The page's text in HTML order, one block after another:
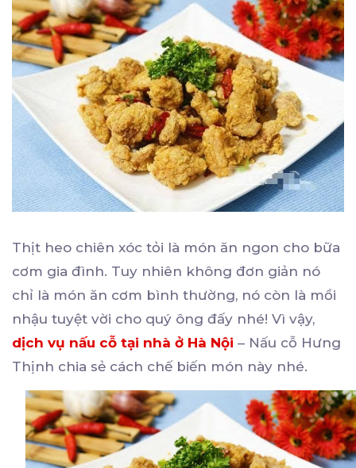
Thịt heo chiên xóc tỏi là món ăn ngon cho bữa
cơm gia đình. Tuy nhiên không đơn giản nó
chỉ là món ăn cơm bình thường, nó còn là mồi
nhậu tuyệt vời cho quý ông đấy nhé! Vì vậy,
dịch vụ nấu cỗ tại nhà ở Hà Nội – Nấu cỗ Hưng
Thịnh chia sẻ cách chế biến món này nhé.